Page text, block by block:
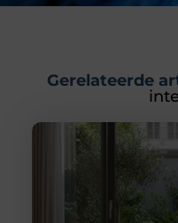
Gerelateerde